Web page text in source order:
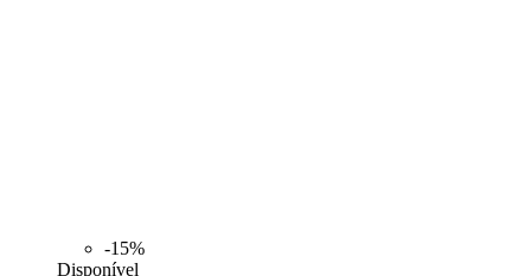
-15%
Disponível